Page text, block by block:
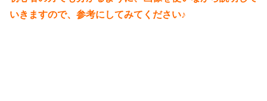
いきますので、参考にしてみてください♪